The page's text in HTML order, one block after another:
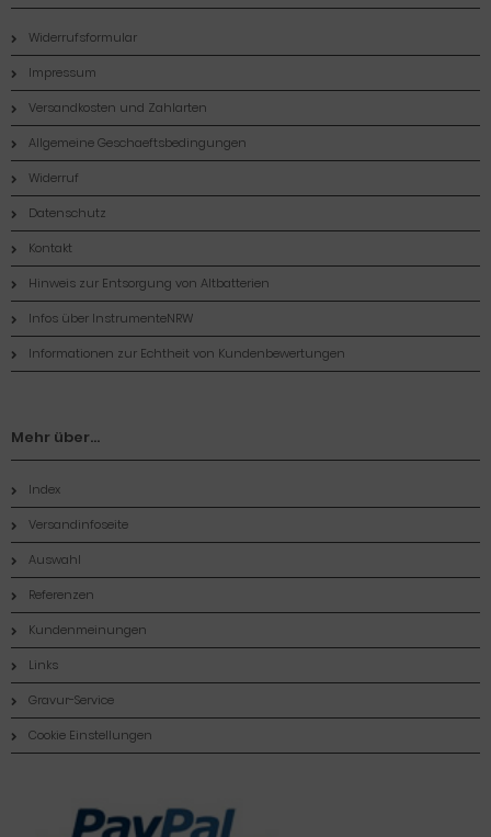
Widerrufsformular
Impressum
Versandkosten und Zahlarten
Allgemeine Geschaeftsbedingungen
Widerruf
Datenschutz
Kontakt
Hinweis zur Entsorgung von Altbatterien
Infos über InstrumenteNRW
Informationen zur Echtheit von Kundenbewertungen
Mehr über...
Index
Versandinfoseite
Auswahl
Referenzen
Kundenmeinungen
Links
Gravur-Service
Cookie Einstellungen
Zahlungsmethoden